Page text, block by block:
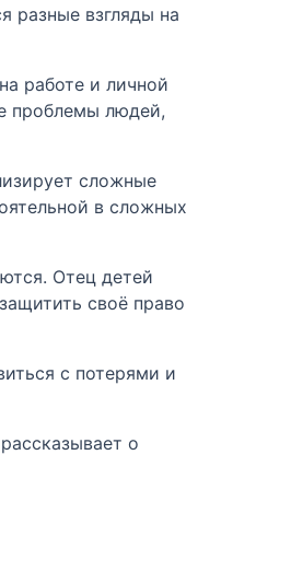
разные взгляды на
работе и личной
проблемы людей,
сложные
в сложных
Отец детей
своё право
с потерями и
о